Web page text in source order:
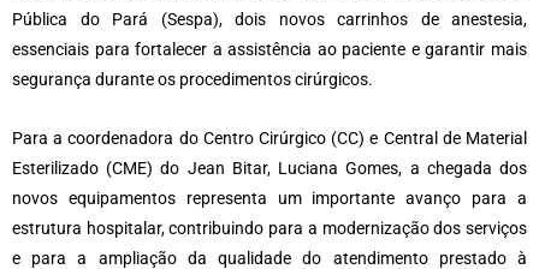
Pública do Pará (Sespa), dois novos carrinhos de anestesia,
essenciais para fortalecer a assistência ao paciente e garantir mais
segurança durante os procedimentos cirúrgicos.
Para a coordenadora do Centro Cirúrgico (CC) e Central de Material
Esterilizado (CME) do Jean Bitar, Luciana Gomes, a chegada dos
novos equipamentos representa um importante avanço para a
estrutura hospitalar, contribuindo para a modernização dos serviços
e para a ampliação da qualidade do atendimento prestado à